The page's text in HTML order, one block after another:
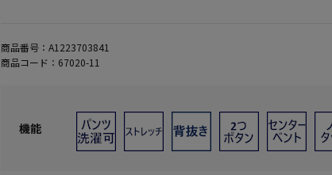
商品番号： A1223703841
商品コード： 67020-11
機能